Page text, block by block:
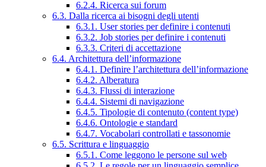
6.2.4. Ricerca sui forum
6.3. Dalla ricerca ai bisogni degli utenti
6.3.1. User stories per definire i contenuti
6.3.2. Job stories per definire i contenuti
6.3.3. Criteri di accettazione
6.4. Architettura dell’informazione
6.4.1. Definire l’architettura dell’informazione
6.4.2. Alberatura
6.4.3. Flussi di interazione
6.4.4. Sistemi di navigazione
6.4.5. Tipologie di contenuto (content type)
6.4.6. Ontologie e standard
6.4.7. Vocabolari controllati e tassonomie
6.5. Scrittura e linguaggio
6.5.1. Come leggono le persone sul web